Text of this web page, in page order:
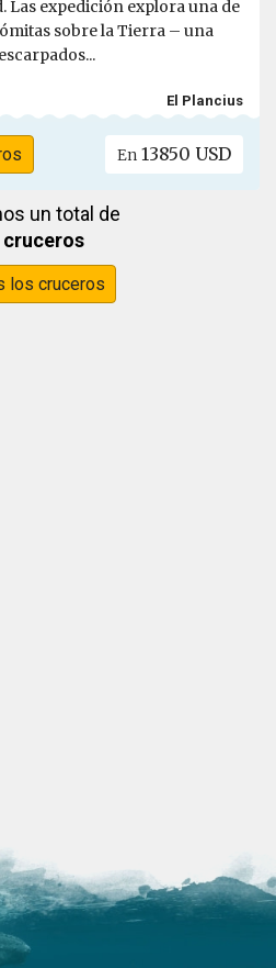
Las expedición explora una de
sobre la Tierra – una
El Plancius
En 13850 USD
un total de
cruceros
los cruceros